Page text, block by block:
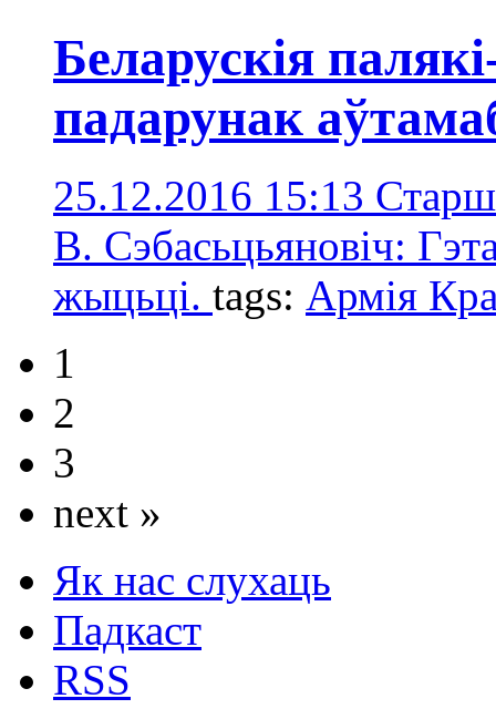
Беларускія
падарунак
25.12.2016 15:13
В. Сэбасьцьяновіч:
жыцьці. tags: Армія
1
2
3
next »
Як нас слухаць
Падкаст
RSS